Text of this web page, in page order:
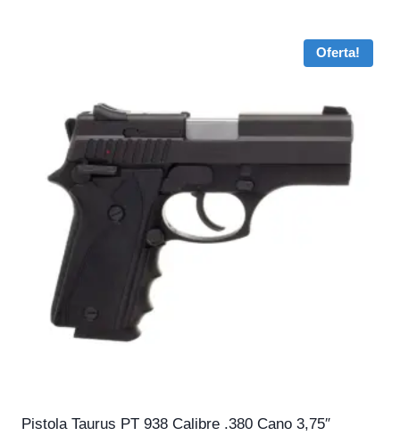
Oferta!
Pistola Taurus PT 938 Calibre .380 Cano 3,75″